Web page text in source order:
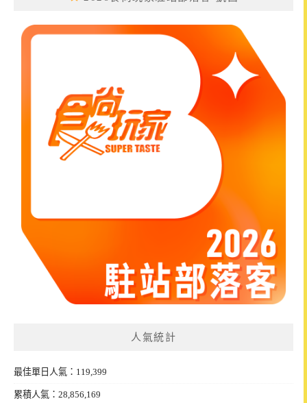
人氣統計
最佳單日人氣：119,399
累積人氣：28,856,169